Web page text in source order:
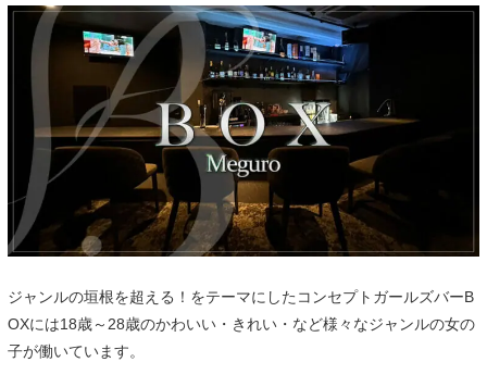
ジャンルの垣根を超える！をテーマにしたコンセプトガールズバーB
OXには18歳～28歳のかわいい・きれい・など様々なジャンルの女の
子が働いています。